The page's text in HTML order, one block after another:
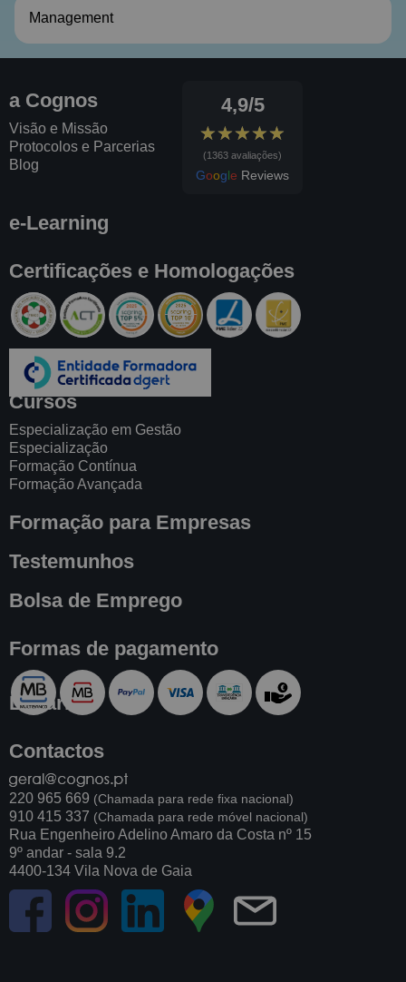
Management
a Cognos
Visão e Missão
Protocolos e Parcerias
Blog
4,9/5
★★★★★
★★★★★
(1363 avaliações)
Goog e Reviews
e-Learning
Certificações e Homologações
Cursos
Especialização em Gestão
Especialização
Formação Contínua
Formação Avançada
Formação para Empresas
Testemunhos
Bolsa de Emprego
Formas de pagamento
Livraria
Contactos
220 965 669 (Chamada para rede fixa nacional)
910 415 337 (Chamada para rede móvel nacional)
Rua Engenheiro Adelino Amaro da Costa nº 15
9º andar - sala 9.2
4400-134 Vila Nova de Gaia